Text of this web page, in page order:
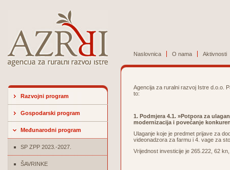
Naslovnica O nama Aktivnosti
Razvojni program
Gospodarski program
Međunarodni program
SP ZPP 2023.-2027.
ŠAVRINKE
Agencija za ruralni razvoj Istre d.o.o.
to:
1. Podmjera 4.1. »Potpora za
modernizacija i povećanje
Ulaganje koje je predmet prijave za
videonadzora za farmu i 4. vage za
Vrijednost investicije je 265.222, 62